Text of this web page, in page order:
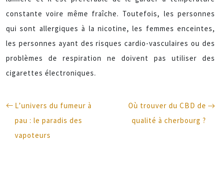
constante voire même fraîche. Toutefois, les personnes
qui sont allergiques à la nicotine, les femmes enceintes,
les personnes ayant des risques cardio-vasculaires ou des
problèmes de respiration ne doivent pas utiliser des
cigarettes électroniques.
L’univers du fumeur à
pau : le paradis des
vapoteurs
Où trouver du CBD de
qualité à cherbourg ?